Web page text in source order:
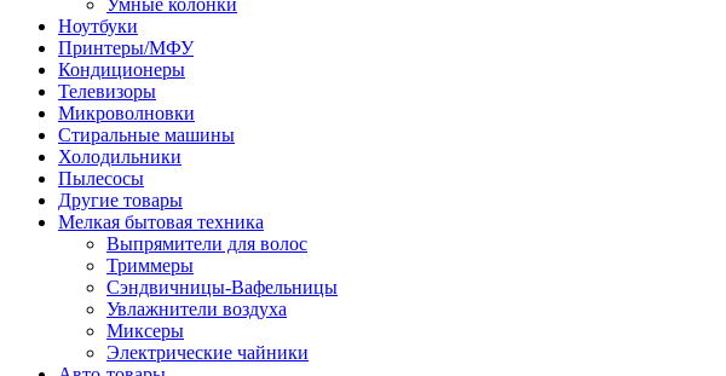
Ноутбуки
Принтеры/МФУ
Кондиционеры
Телевизоры
Микроволновки
Стиральные машины
Холодильники
Пылесосы
Другие товары
Мелкая бытовая техника
Выпрямители для волос
Триммеры
Сэндвичницы-Вафельницы
Увлажнители воздуха
Миксеры
Электрические чайники